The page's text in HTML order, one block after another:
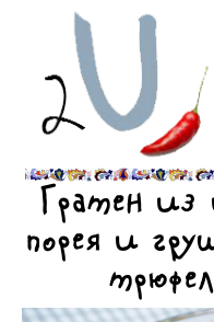
Гратен из
порея и